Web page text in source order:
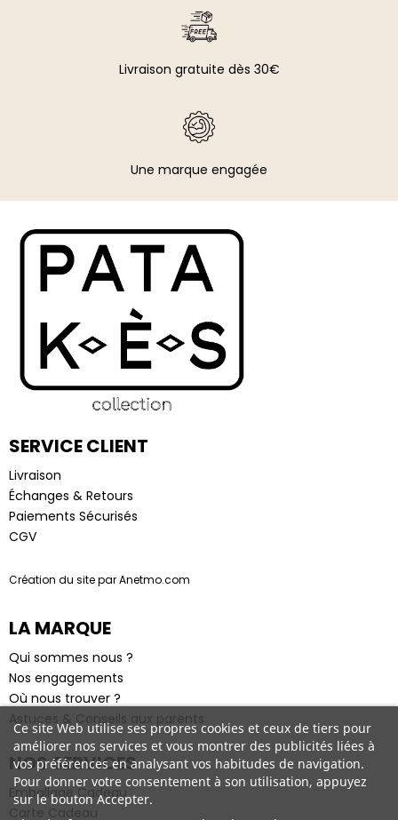
Livraison gratuite dès 30€
Une marque engagée
SERVICE CLIENT
Livraison
Échanges & Retours
Paiements Sécurisés
CGV
Création du site par Anetmo.com
LA MARQUE
Qui sommes nous ?
Nos engagements
Où nous trouver ?
Astuces & Conseils aux parents
NOS SERVICES
Emballage Cadeau
Carte Cadeau
Ce site Web utilise ses propres cookies et ceux de tiers pour
améliorer nos services et vous montrer des publicités liées à
vos préférences en analysant vos habitudes de navigation.
Pour donner votre consentement à son utilisation, appuyez
sur le bouton Accepter.